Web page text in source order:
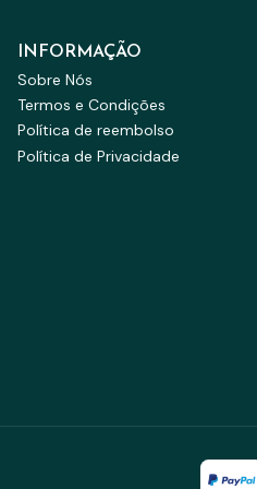
INFORMAÇÃO
Sobre Nós
Termos e Condições
Política de reembolso
Política de Privacidade